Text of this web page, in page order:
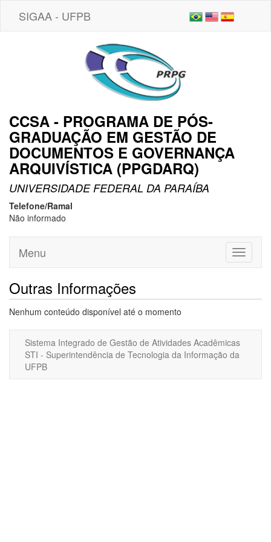
SIGAA - UFPB
CCSA - PROGRAMA DE PÓS-
GRADUAÇÃO EM GESTÃO DE
DOCUMENTOS E GOVERNANÇA
ARQUIVÍSTICA (PPGDARQ)
UNIVERSIDADE FEDERAL DA PARAÍBA
Telefone/Ramal
Não informado
Toggle
Menu
Outras Informações
Nenhum conteúdo disponível até o momento
Sistema Integrado de Gestão de Atividades Acadêmicas
STI - Superintendência de Tecnologia da Informação da
UFPB